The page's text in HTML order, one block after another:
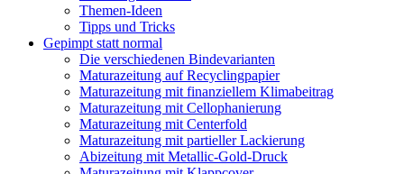
Themen-Ideen
Tipps und Tricks
Gepimpt statt normal
Die verschiedenen Bindevarianten
Maturazeitung auf Recyclingpapier
Maturazeitung mit finanziellem Klimabeitrag
Maturazeitung mit Cellophanierung
Maturazeitung mit Centerfold
Maturazeitung mit partieller Lackierung
Abizeitung mit Metallic-Gold-Druck